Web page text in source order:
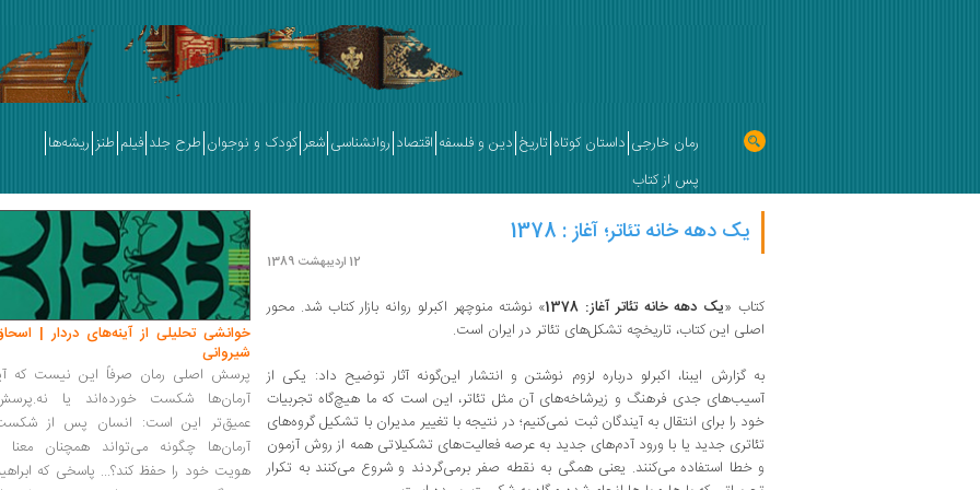
رمان خارجی داستان کوتاه تاریخ دین و فلسفه اقتصاد روانشناسی شعر کودک و نوجوان طرح جلد فیلم طنز ریشه‌ها
پس از کتاب
یک دهه خانه تئاتر؛ آغاز : 1378
12 اردیبهشت 1389
کتاب «یک دهه خانه تئاتر آغاز: 1378
» نوشته منوچهر اکبرلو روانه بازار کتاب شد. محور
اصلی این کتاب، تاریخچه تشکل‌های تئاتر در ایران است.
به گزارش ایبنا، اکبرلو درباره لزوم نوشتن و انتشار این‌گونه آثار توضیح داد: یکی از
آسیب‌های جدی فرهنگ و زیرشاخه‌های آن مثل تئاتر، این است که ما هیچ‌گاه تجربیات
خود را برای انتقال به آیندگان ثبت نمی‌کنیم؛ در نتیجه با تغییر مدیران با تشکیل گروه‌های
تئاتری جدید یا با ورود آدم‌های جدید به عرصه فعالیت‌های تشکیلاتی همه از روش آزمون
و خطا استفاده می‌کنند. یعنی همگی به نقطه صفر برمی‌گردند و شروع می‌کنند به تکرار
خوانشی تحلیلی از آینه‌های دردار |
شیروانی
پرسش اصلی رمان صرفاً این نیست که
آرمان‌ها شکست خورده‌اند یا
عمیق‌تر این است: انسان پس از
آرمان‌ها چگونه می‌تواند همچنان معنا
هویت خود را حفظ کند؟... پاسخی که